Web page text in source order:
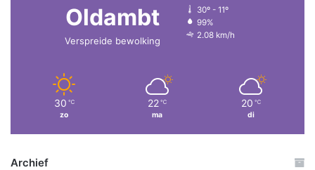
Oldambt
Verspreide bewolking
30º - 11º
99%
2.08 km/h
30 ℃
zo
22 ℃
ma
20 ℃
di
Archief